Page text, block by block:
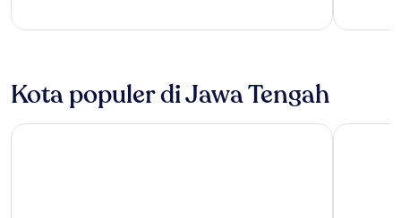
5
5
Kota populer di Jawa Tengah
Semarang Surakarta